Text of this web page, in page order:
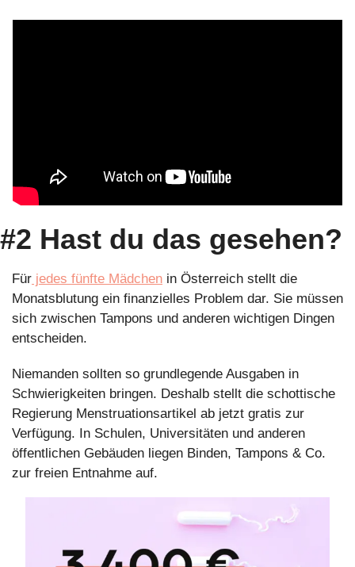
#2 Hast du das gesehen?
Für jedes fünfte Mädchen in Österreich stellt die
Monatsblutung ein finanzielles Problem dar. Sie müssen
sich zwischen Tampons und anderen wichtigen Dingen
entscheiden.
Niemanden sollten so grundlegende Ausgaben in
Schwierigkeiten bringen. Deshalb stellt die schottische
Regierung Menstruationsartikel ab jetzt gratis zur
Verfügung. In Schulen, Universitäten und anderen
öffentlichen Gebäuden liegen Binden, Tampons & Co.
zur freien Entnahme auf.